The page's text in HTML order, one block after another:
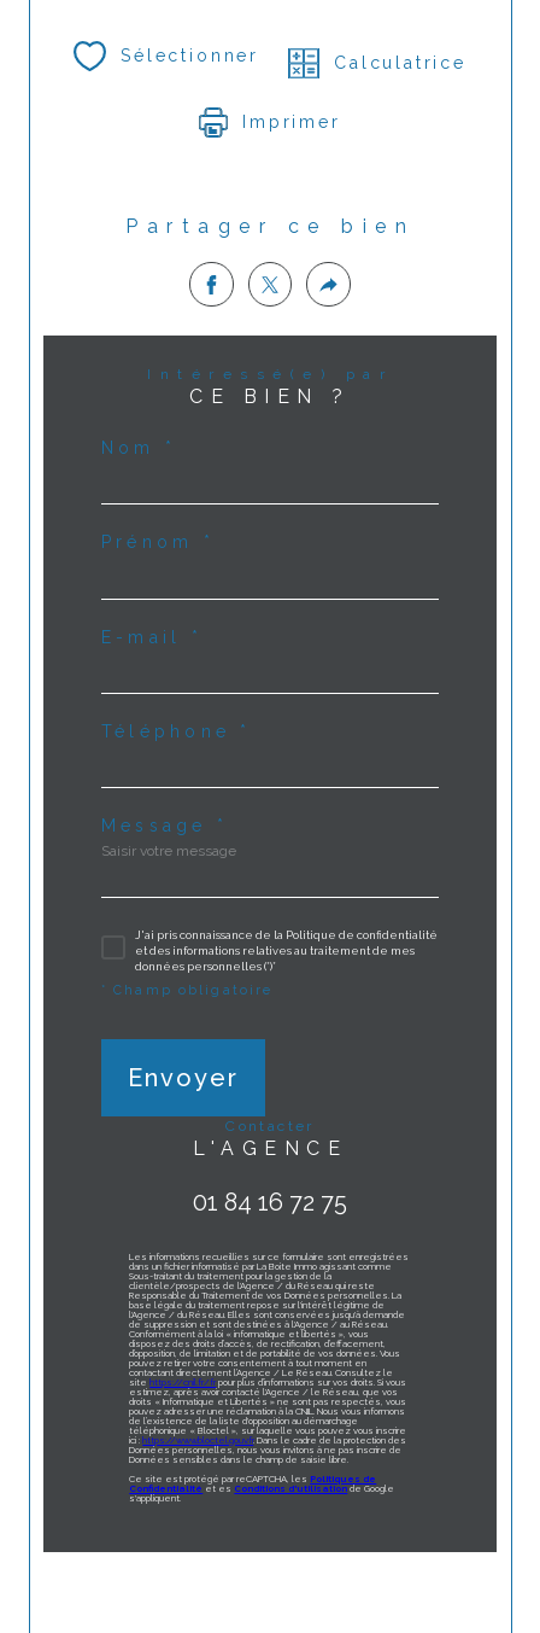
Sélectionner Calculatrice
Imprimer
Partager ce bien
Intéressé(e) par
CE BIEN ?
Nom *
Prénom *
E-mail *
Téléphone *
Message *
J'ai pris connaissance de la Politique de confidentialité
et des informations relatives au traitement de mes
données personnelles (*)*
* Champ obligatoire
Envoyer
contacter
L'AGENCE
01 84 16 72 75
Les informations recueillies sur ce formulaire sont enregistrées
dans un fichier informatisé par La Boite Immo agissant comme
Sous-traitant du traitement pour la gestion de la
clientèle/prospects de l'Agence / du Réseau qui reste
Responsable du Traitement de vos Données personnelles. La
base légale du traitement repose sur l'intérêt légitime de
l'Agence / du Réseau. Elles sont conservées jusqu'à demande
de suppression et sont destinées à l'Agence / au Réseau.
Conformément à la loi « informatique et libertés », vous
disposez des droits d’accès, de rectification, d’effacement,
d’opposition, de limitation et de portabilité de vos données. Vous
pouvez retirer votre consentement à tout moment en
contactant directement l’Agence / Le Réseau. Consultez le
site https://cnil.fr/fr pour plus d’informations sur vos droits. Si vous
estimez, après avoir contacté l'Agence / le Réseau, que vos
droits « Informatique et Libertés » ne sont pas respectés, vous
pouvez adresser une réclamation à la CNIL. Nous vous informons
de l’existence de la liste d'opposition au démarchage
téléphonique « Bloctel », sur laquelle vous pouvez vous inscrire
ici : https://www.bloctel.gouv.fr. Dans le cadre de la protection des
Données personnelles, nous vous invitons à ne pas inscrire de
Données sensibles dans le champ de saisie libre.
Ce site est protégé par reCAPTCHA, les Politiques de
Confidentialité et es Conditions d'utilisation de Google
s'appliquent.